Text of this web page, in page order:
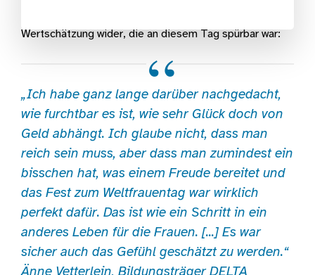
Wertschätzung wider, die an diesem Tag spürbar war:
„Ich habe ganz lange darüber nachgedacht,
wie furchtbar es ist, wie sehr Glück doch von
Geld abhängt. Ich glaube nicht, dass man
reich sein muss, aber dass man zumindest ein
bisschen hat, was einem Freude bereitet und
das Fest zum Weltfrauentag war wirklich
perfekt dafür. Das ist wie ein Schritt in ein
anderes Leben für die Frauen. [...] Es war
sicher auch das Gefühl geschätzt zu werden.“
Änne Vetterlein, Bildungsträger DELTA